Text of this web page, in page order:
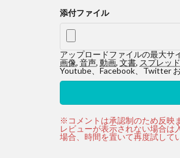
添付ファイル
アップロードファイルの最大サ
画像, 音声, 動画, 文書, スプレッ
Youtube、Facebook、Twitter